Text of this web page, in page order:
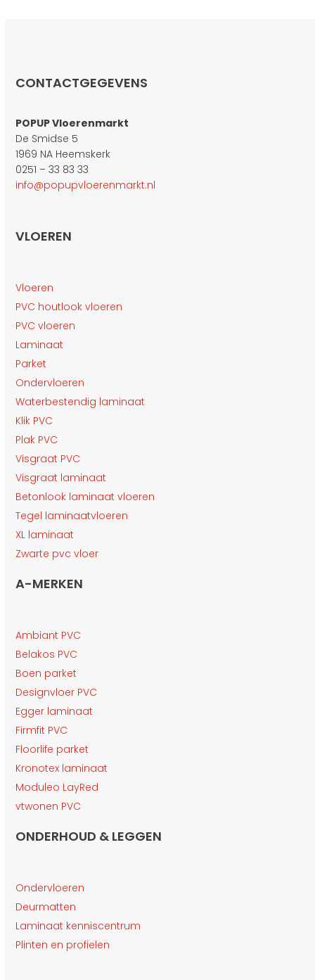
CONTACTGEGEVENS
POPUP Vloerenmarkt
De Smidse 5
1969 NA Heemskerk
0251 – 33 83 33
info@popupvloerenmarkt.nl
VLOEREN
Vloeren
PVC houtlook vloeren
PVC vloeren
Laminaat
Parket
Ondervloeren
Waterbestendig laminaat
Klik PVC
Plak PVC
Visgraat PVC
Visgraat laminaat
Betonlook laminaat vloeren
Tegel laminaatvloeren
XL laminaat
Zwarte pvc vloer
A-MERKEN
Ambiant PVC
Belakos PVC
Boen parket
Designvloer PVC
Egger laminaat
Firmfit PVC
Floorlife parket
Kronotex laminaat
Moduleo LayRed
vtwonen PVC
ONDERHOUD & LEGGEN
Ondervloeren
Deurmatten
Laminaat kenniscentrum
Plinten en profielen